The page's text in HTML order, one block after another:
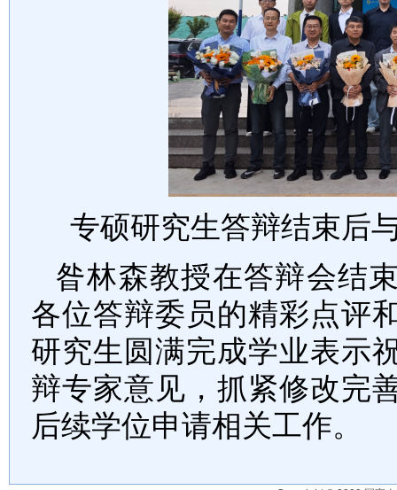
专硕研究生答辩结束后
昝林森教授在答辩会结
各位答辩委员的精彩点评
研究生圆满完成学业表示
辩专家意见，抓紧修改完
后续学位申请相关工作。